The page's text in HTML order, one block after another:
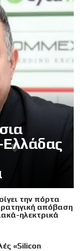
την πόρτα
απόβαση
ηλεκτρικά
«Silicon